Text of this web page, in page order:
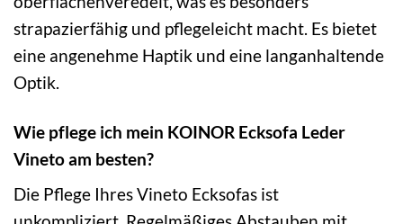
strapazierfähig und pflegeleicht macht. Es bietet
eine angenehme Haptik und eine langanhaltende
Optik.
Wie pflege ich mein KOINOR Ecksofa Leder
Vineto am besten?
Die Pflege Ihres Vineto Ecksofas ist